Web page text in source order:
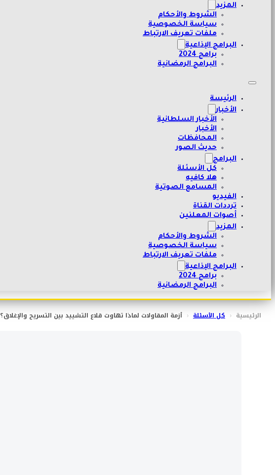
المزيد
الشروط والأحكام
سياسة الخصوصية
ملفات تعريف الارتباط
البرامج الإذاعية
برامج 2024
البرامج الرمضانية
الرئيسة
الأخبار
الأخبار السلطانية
الأخبار
المحافظات
حديث الصور
البرامج
كل الأسئلة
هلا كافيه
المسامع الصوتية
الفيديو
ترددات القناة
أصوات المعلنين
المزيد
الشروط والأحكام
سياسة الخصوصية
ملفات تعريف الارتباط
البرامج الإذاعية
برامج 2024
البرامج الرمضانية
الرئيسية ‹ كل الأسئلة ‹ أزمة المقاولات لماذا تهاوت قلاع التشييد بين التسريح والإغلاق؟